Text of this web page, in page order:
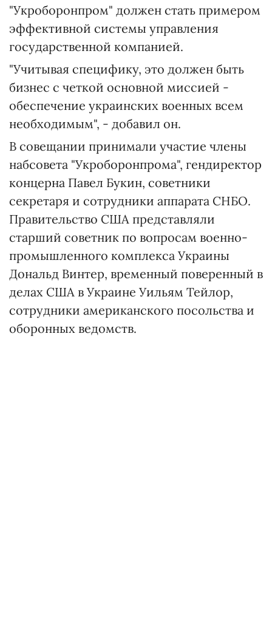
"Укроборонпром" должен стать примером
эффективной системы управления
государственной компанией.
"Учитывая специфику, это должен быть
бизнес с четкой основной миссией -
обеспечение украинских военных всем
необходимым", - добавил он.
В совещании принимали участие члены
набсовета "Укроборонпрома", гендиректор
концерна Павел Букин, советники
секретаря и сотрудники аппарата СНБО.
Правительство США представляли
старший советник по вопросам военно-
промышленного комплекса Украины
Дональд Винтер, временный поверенный в
делах США в Украине Уильям Тейлор,
сотрудники американского посольства и
оборонных ведомств.